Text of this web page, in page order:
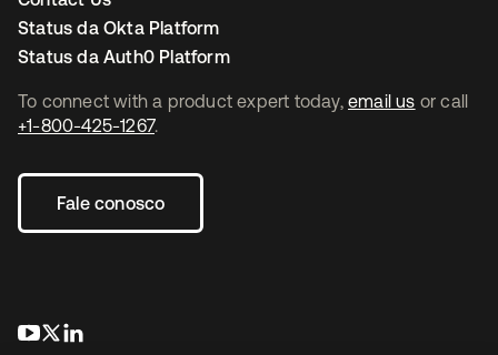
To connect with a product expert today, email us or call
+1-800-425-1267.
Fale conosco
abre em uma nova guia
abre em uma nova guia
Status da Okta Platform
Status da Auth0 Platform